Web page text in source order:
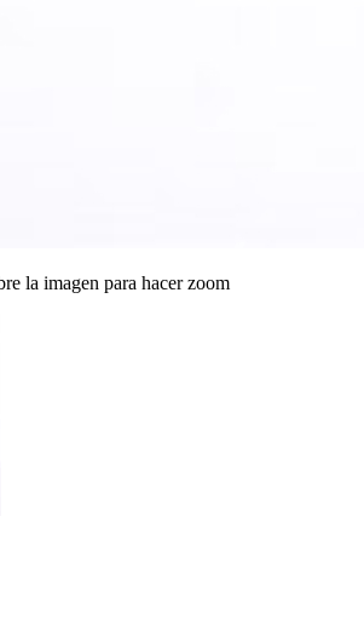
la imagen para hacer zoom